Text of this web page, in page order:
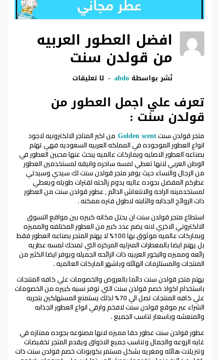
افضل العطور العربيه
من قولدن سنت
نٌشر بواسطة abdo لا تعليقات
تعرف علي اجمل العطور من
قولدن سنت :
متجر قولدن سنتGolden scent من اكبر المتاجر الالكترونيه لاجود
انواع العطور الموجوده في المملكه العربيه السعوديه فهي تهتم
بصناعه العطور الاصليه وبماركات عالميه يبحث عنها محبين العطور في
الوطن العربي لانها تعطي لمسه ساحره وانيقه لمستخدمين العطور
من الرجال والنساء حيث يوفر متجر قولدن سنت لك سيدي وسيدتي
عطركم المفضل بجوده عاليه يدوم رائحته لفترات طويله ويعطي
لمستخدمينه الراحه والانتعاش الدائم , عطور قولدن سنت من العطور
ذات الروائح الجذابه والثابته لاطول فتره ممكنه .
استطاع متجر قولدن سنت ان يحتل مكانه كبيره بين مواقع التسوق
الالكتروني الاخري لانه يضم عدد كبير من العطور المختلفه والمميزه
وبماركات عالميه موثوق بها 100% لا يهتم المتجر بصناعه العطور فقط
بل يهتم ايضا بالمعطرات المنزليه المركزه التي تمنحك لمسه عطريه
رائعه ومميزه والبخور العربيه ذات الرائحه الجميله ويوفر ايضا الكثير من
المنتجات والمستلزمات الهائله وباشهر الماركات العالميه .
يهتم متجر قولدن سنت دائما بالعروض والخصومات علي كافه المنتجات
باستخدام اكواد خصم قولدن سنت التي توفر نسبه كبيره من الخصومات
علي كافه المنتجات تصل الي 70% لذلك يستمتع المستهلكين بتجربه
الشراء عبر موقع قولدن سنت لافخم وارقي انواع العطور الجذابه
والمنعشه وباسعار تناسب الجميع .
عطور قولدن سنت عطور حقا مميزه لانها مصنوعه بجوده ممتازه في
غايه الروعه والجمال وتناسب جميع الاذواق ويقدم المتجر تخفيضات
وتنزيلات هائله ومغريه بشكل مستمر بكوبونات خصم قولدن سنت ذات